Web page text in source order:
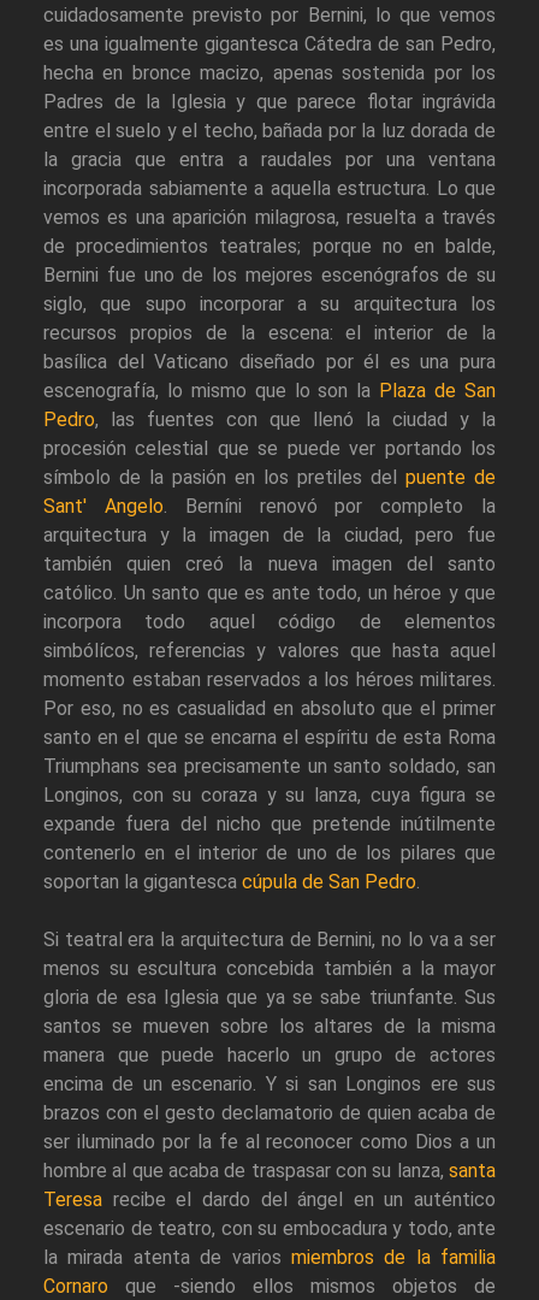
cuidadosamente previsto por Bernini, lo que vemos
es una igualmente gigantesca Cátedra de san Pedro,
hecha en bronce macizo, apenas sostenida por los
Padres de la Iglesia y que parece flotar ingrávida
entre el suelo y el techo, bañada por la luz dorada de
la gracia que entra a raudales por una ventana
incorporada sabiamente a aquella estructura. Lo que
vemos es una aparición milagrosa, resuelta a través
de procedimientos teatrales; porque no en balde,
Bernini fue uno de los mejores escenógrafos de su
siglo, que supo incorporar a su arquitectura los
recursos propios de la escena: el interior de la
basílica del Vaticano diseñado por él es una pura
escenografía, lo mismo que lo son la Plaza de San
Pedro, las fuentes con que llenó la ciudad y la
procesión celestial que se puede ver portando los
símbolo de la pasión en los pretiles del puente de
Sant' Angelo. Berníni renovó por completo la
arquitectura y la imagen de la ciudad, pero fue
también quien creó la nueva imagen del santo
católico. Un santo que es ante todo, un héroe y que
incorpora todo aquel código de elementos
simbólícos, referencias y valores que hasta aquel
momento estaban reservados a los héroes militares.
Por eso, no es casualidad en absoluto que el primer
santo en el que se encarna el espíritu de esta Roma
Triumphans sea precisamente un santo soldado, san
Longinos, con su coraza y su lanza, cuya figura se
expande fuera del nicho que pretende inútilmente
contenerlo en el interior de uno de los pilares que
soportan la gigantesca cúpula de San Pedro.
Si teatral era la arquitectura de Bernini, no lo va a ser
menos su escultura concebida también a la mayor
gloria de esa Iglesia que ya se sabe triunfante. Sus
santos se mueven sobre los altares de la misma
manera que puede hacerlo un grupo de actores
encima de un escenario. Y si san Longinos ere sus
brazos con el gesto declamatorio de quien acaba de
ser iluminado por la fe al reconocer como Dios a un
hombre al que acaba de traspasar con su lanza, santa
Teresa recibe el dardo del ángel en un auténtico
escenario de teatro, con su embocadura y todo, ante
la mirada atenta de varios miembros de la familia
Cornaro que -siendo ellos mismos objetos de